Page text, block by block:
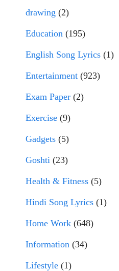
drawing (2)
Education (195)
English Song Lyrics (1)
Entertainment (923)
Exam Paper (2)
Exercise (9)
Gadgets (5)
Goshti (23)
Health & Fitness (5)
Hindi Song Lyrics (1)
Home Work (648)
Information (34)
Lifestyle (1)